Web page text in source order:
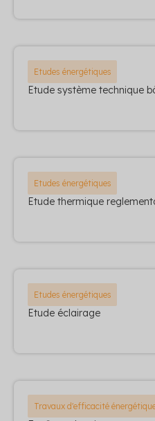
Etudes énergétiques
Etude système technique
Etudes énergétiques
Etude thermique
Etudes énergétiques
Etude éclairage
Travaux d'efficacité